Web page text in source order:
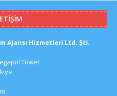
Ajansı Hizmetleri Ltd. Şti.
Tower